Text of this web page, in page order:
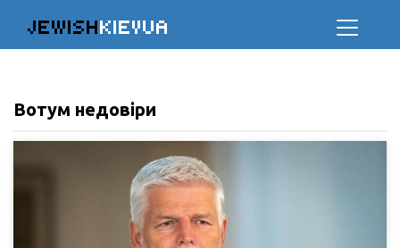
JEWISHKIEVUA
Вотум недовіри